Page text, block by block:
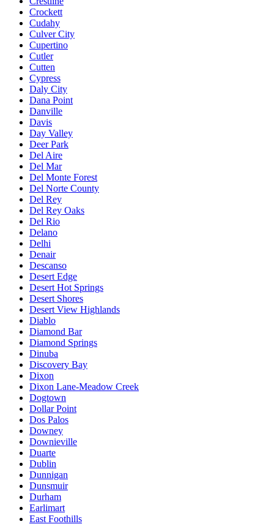
Crockett
Cudahy
Culver City
Cupertino
Cutler
Cutten
Cypress
Daly City
Dana Point
Danville
Davis
Day Valley
Deer Park
Del Aire
Del Mar
Del Monte Forest
Del Norte County
Del Rey
Del Rey Oaks
Del Rio
Delano
Delhi
Denair
Descanso
Desert Edge
Desert Hot Springs
Desert Shores
Desert View Highlands
Diablo
Diamond Bar
Diamond Springs
Dinuba
Discovery Bay
Dixon
Dixon Lane-Meadow Creek
Dogtown
Dollar Point
Dos Palos
Downey
Downieville
Duarte
Dublin
Dunnigan
Dunsmuir
Durham
Earlimart
East Foothills